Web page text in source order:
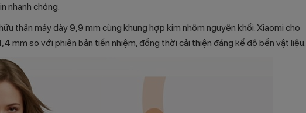
nhanh chóng.
thân máy dày 9,9 mm cùng khung hợp kim nhôm nguyên khối. Xiaomi cho
mm so với phiên bản tiền nhiệm, đồng thời cải thiện đáng kể độ bền vật liệu.